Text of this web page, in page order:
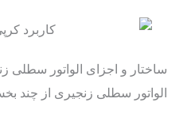
ساختار و اجزای الواتور سطلی
الواتور سطلی زنجیری از